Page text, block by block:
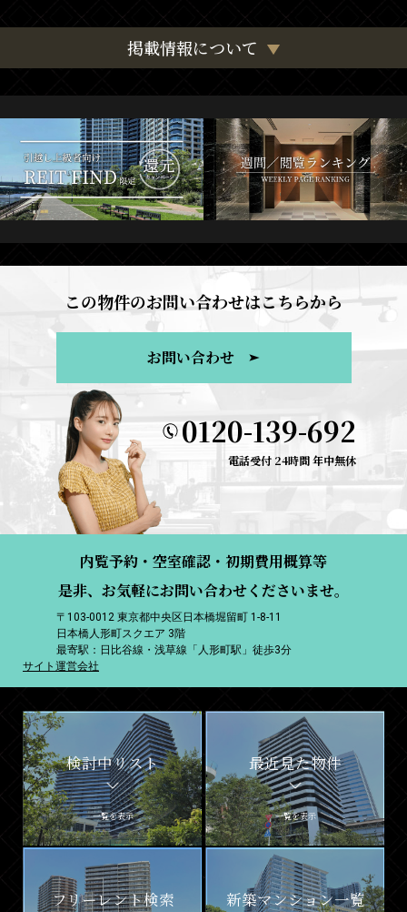
掲載情報について
この物件のお問い合わせはこちらから
お問い合わせ
0120-139-692
電話受付 24時間 年中無休
内覧予約・空室確認・初期費用概算等
是非、お気軽にお問い合わせくださいませ。
〒103-0012 東京都中央区日本橋堀留町 1-8-11
日本橋人形町スクエア 3階
最寄駅：日比谷線・浅草線「人形町駅」徒歩3分
サイト運営会社
検討中リスト
一覧を表示
最近見た物件
一覧を表示
フリーレント検索 新築マンション一覧